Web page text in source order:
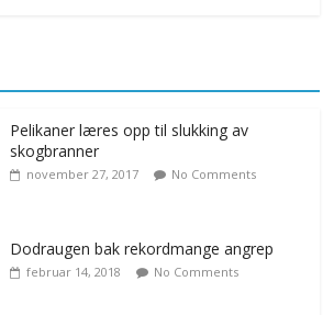
Pelikaner læres opp til slukking av
skogbranner
november 27, 2017 No Comments
Dodraugen bak rekordmange angrep
februar 14, 2018 No Comments